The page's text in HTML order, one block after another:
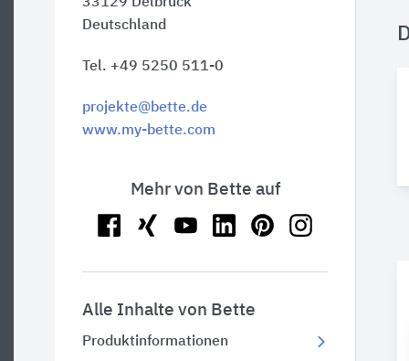
Deutschland
Tel. +49 5250 511-0
projekte@bette.de
www.my-bette.com
Mehr von Bette auf
Alle Inhalte von Bette
Produktinformationen